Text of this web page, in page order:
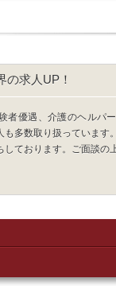
の求人UP！
者優遇、介護のヘルパ
多数取り扱っています。
ております。ご面談の